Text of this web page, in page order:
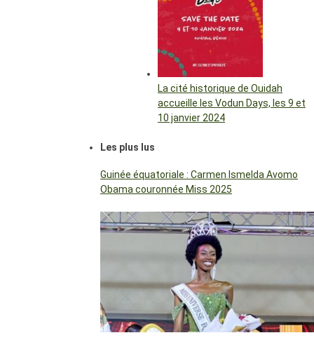
La cité historique de Ouidah
accueille les Vodun Days, les 9 et
10 janvier 2024
Les plus lus
Guinée équatoriale : Carmen Ismelda Avomo
Obama couronnée Miss 2025